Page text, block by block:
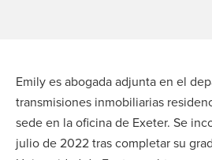
Emily es abogada adjunta en el
transmisiones inmobiliarias
sede en la oficina de Exeter. Se
julio de 2022 tras completar su